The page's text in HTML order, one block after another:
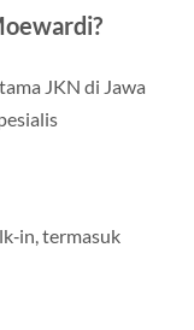
JKN di Jawa
termasuk